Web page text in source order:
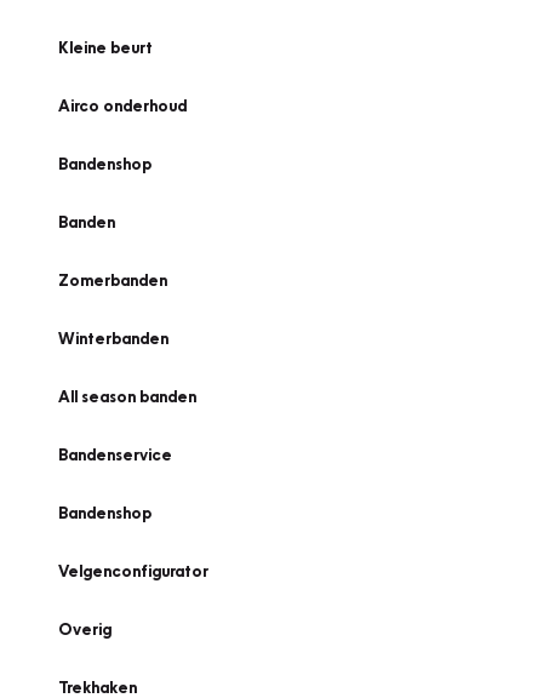
Kleine beurt
Airco onderhoud
Bandenshop
Banden
Zomerbanden
Winterbanden
All season banden
Bandenservice
Bandenshop
Velgenconfigurator
Overig
Trekhaken